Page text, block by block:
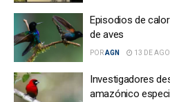
Episodios de
de aves
PORAGN 13 DE
Investigadores
amazónico